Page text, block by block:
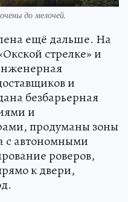
до мелочей.
ещё дальше. На
стрелке» и
и
безбарьерная
и
продуманы зоны
с автономными
роверов,
к двери,